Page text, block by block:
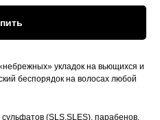
укладок на вьющихся и
беспорядок на волосах любой
(SLS,SLES), парабенов,